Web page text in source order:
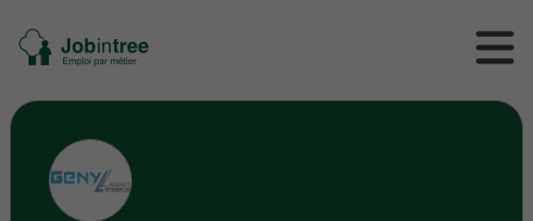
Se
rendre
Ouvrir
/
le